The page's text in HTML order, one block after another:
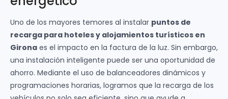
Uno de los mayores temores al instalar puntos de
recarga para hoteles y alojamientos turísticos en
Girona es el impacto en la factura de la luz. Sin embargo,
una instalación inteligente puede ser una oportunidad de
ahorro. Mediante el uso de balanceadores dinámicos y
programaciones horarias, logramos que la recarga de los